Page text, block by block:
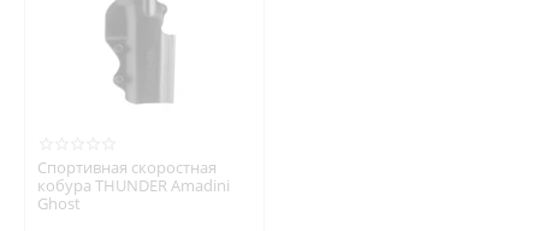
Спортивная скоростная
кобура THUNDER Amadini
Ghost